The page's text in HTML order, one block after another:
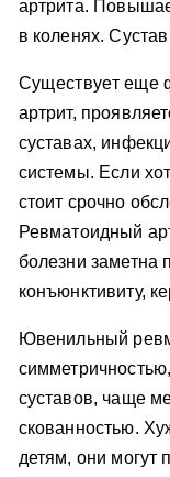
артрита.
в коленях.
Существует еще
артрит,
суставах,
системы. Если
стоит срочно
Ревматоидный
болезни
конъюнктивиту,
Ювенильный
суставов, чаще
скованностью.
детям, они могут